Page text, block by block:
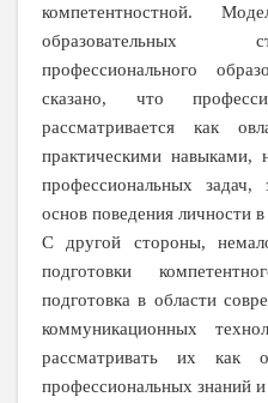
компетентностной.
образовательных
профессионального
сказано, что
рассматривается как
практическими
профессиональных задач,
основ поведения личности
С другой стороны,
подготовки
подготовка в области
коммуникационных
рассматривать их как
профессиональных знаний